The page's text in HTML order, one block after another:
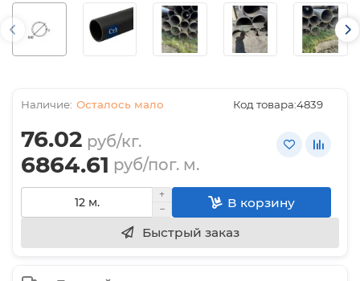
Осталось мало Код товара:4839
76.02 руб/кг.
6864.61 руб/пог. м.
В корзину
Быстрый заказ